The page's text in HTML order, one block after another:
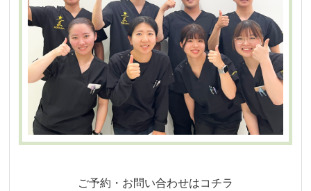
ご予約・お問い合わせはコチラ